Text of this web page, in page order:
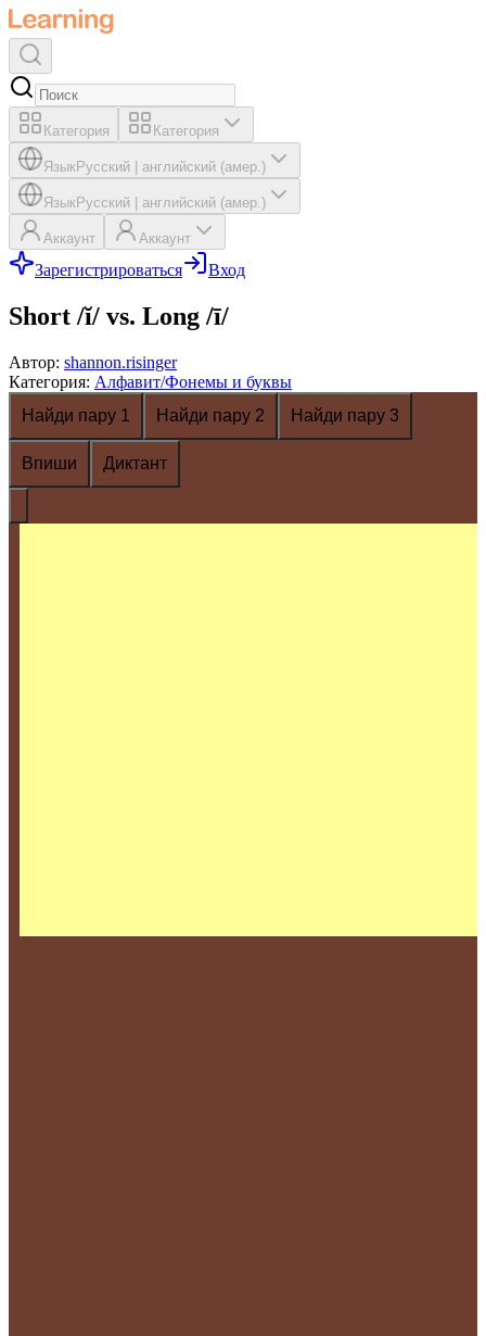
Категория Категория
ЯзыкРусский английский (амер.)
ЯзыкРусский английский (амер.)
Аккаунт Аккаунт
Зарегистрироваться Вход
Short /ĭ/ vs. Long /ī/
Автор: shannon.risinger
Категория: Алфавит/Фонемы и буквы
Найди пару 1
Найди пару 2 Найди пару 3
Впиши Диктант